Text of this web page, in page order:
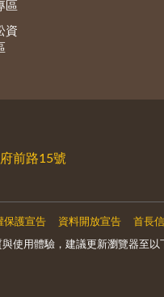
區
資
前路15號
保護宣告 資料開放宣告 首長
使用體驗，建議更新瀏覽器至以